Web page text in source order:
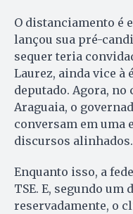
O distanciamento é
lançou sua pré-
sequer teria
Laurez, ainda vice à
deputado. Agora,
Araguaia, o
conversam em uma
discursos alinhados.
Enquanto isso, a
TSE. E, segundo
reservadamente, o